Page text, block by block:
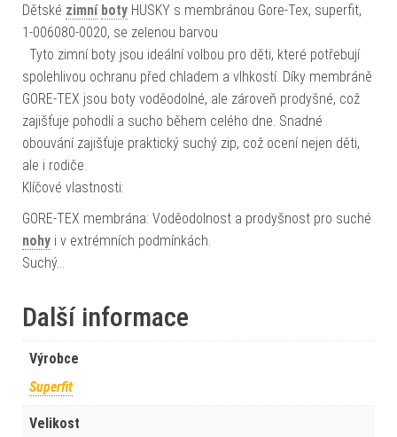
Dětské zimní boty HUSKY s membránou Gore-Tex, superfit,
1-006080-0020, se zelenou barvou
Tyto zimní boty jsou ideální volbou pro děti, které potřebují
spolehlivou ochranu před chladem a vlhkostí. Díky membráně
GORE-TEX jsou boty voděodolné, ale zároveň prodyšné, což
zajišťuje pohodlí a sucho během celého dne. Snadné
obouvání zajišťuje praktický suchý zip, což ocení nejen děti,
ale i rodiče.
Klíčové vlastnosti:
GORE-TEX membrána: Voděodolnost a prodyšnost pro suché
nohy i v extrémních podmínkách.
Suchý…
Další informace
Výrobce
Superfit
Velikost